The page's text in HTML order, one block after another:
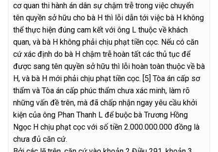
cơ quan thi hành án dân sự chậm trễ trong việc chuyển
tên quyền sở hữu cho bà H thì lỗi dẫn tới việc bà H không
thể thực hiện đúng cam kết với ông L thuộc về khách
quan, và bà H không phải chịu phạt tiền cọc. Nếu có căn
cứ xác định do bà H chậm trễ hoàn tất các thủ tục để
được sang tên quyền sở hữu thì lỗi hoàn toàn thuộc về bà
H, và bà H mới phải chịu phạt tiền cọc. [5] Tòa án cấp sơ
thẩm và Tòa án cấp phúc thẩm chưa xác minh, làm rõ
những vấn đề trên, mà đã chấp nhận ngay yêu cầu khởi
kiện của ông Phan Thanh L để buộc bà Trương Hồng
Ngọc H chịu phạt cọc với số tiền 2.000.000.000 đồng là
chưa đủ căn cứ.